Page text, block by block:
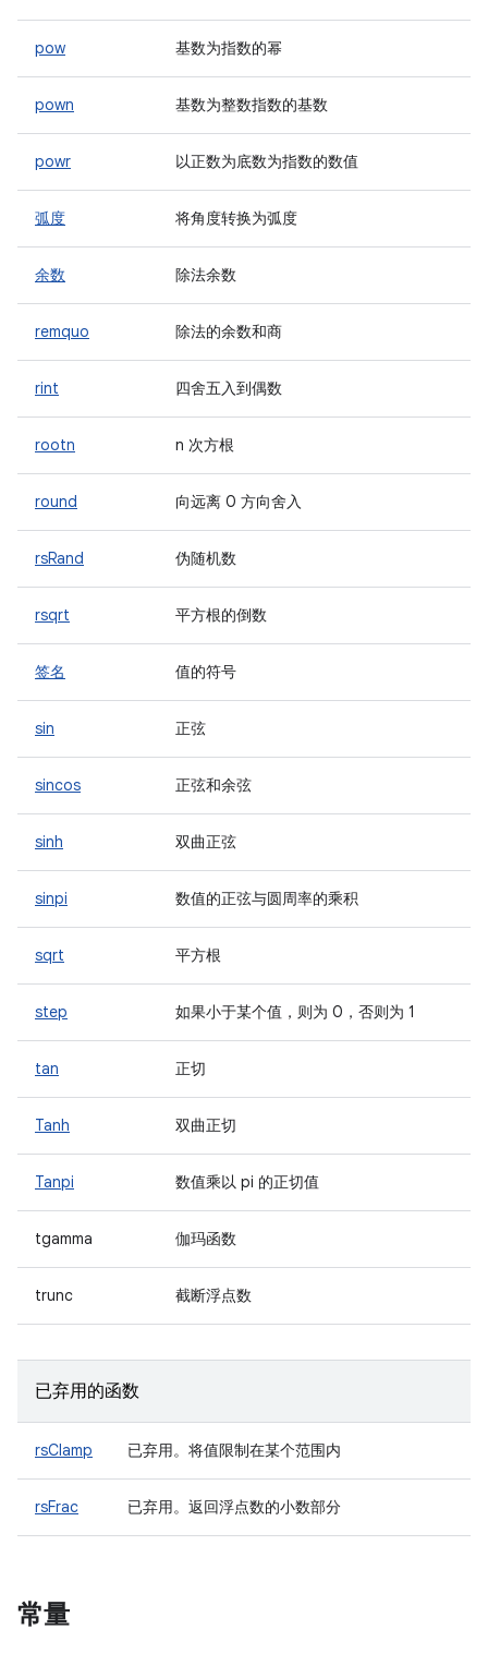
pow 基数为指数的幂
pown 基数为整数指数的基数
powr 以正数为底数为指数的数值
弧度 将角度转换为弧度
余数 除法余数
remquo 除法的余数和商
rint 四舍五入到偶数
rootn n 次方根
round 向远离 0 方向舍入
rsRand 伪随机数
rsqrt 平方根的倒数
签名 值的符号
sin 正弦
sincos 正弦和余弦
sinh 双曲正弦
sinpi 数值的正弦与圆周率的乘积
sqrt 平方根
step 如果小于某个值，则为 0，否则为 1
tan 正切
Tanh 双曲正切
Tanpi 数值乘以 pi 的正切值
tgamma 伽玛函数
trunc 截断浮点数
已弃用的函数
rsClamp 已弃用。将值限制在某个范围内
rsFrac 已弃用。返回浮点数的小数部分
常量